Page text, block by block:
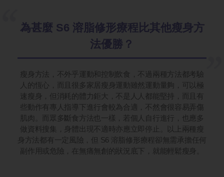
為甚麼 S6 溶脂修形療程比其他瘦身方
法優勝？
瘦身方法，不外乎運動和控制飲食，不過兩種方法都考驗
人的恆心，而且很多家居瘦身運動雖然運動量夠，可以極
速瘦身，但消耗的體力鉅大，不是人人都能堅持，而且有
些動作有專人指導下進行會較為合適，不然會很容易弄傷
肌肉。而眾多斷食方法也一樣，若個人自行進行，也應多
做資料搜集，身體出現不適時亦應立即停止。以上兩種瘦
身方法都有一定風險，但 S6 溶脂修形療程卻無需承擔任何
副作用或危險，在無痛無創的狀況底下，就能輕鬆瘦身。